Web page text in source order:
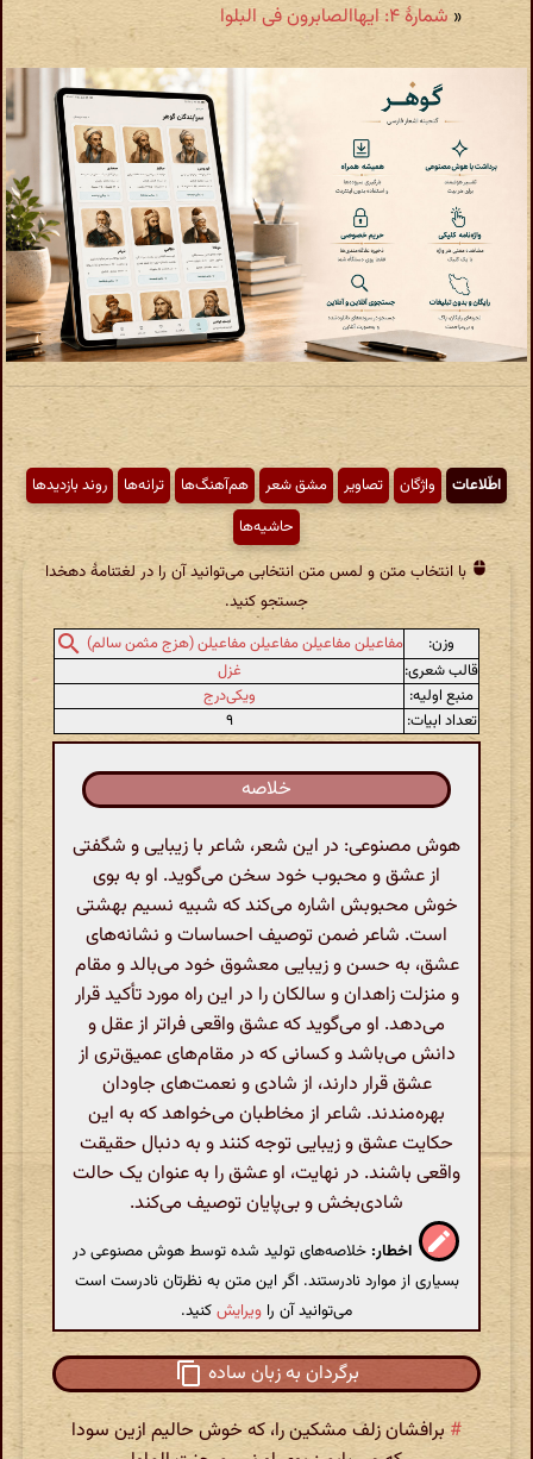
« شمارهٔ ۴: ایهاالصابرون فی البلوا
اطّلاعات واژگان تصاویر مشق شعر هم‌آهنگ‌ها ترانه‌ها
روند بازدیدها
حاشیه‌ها
با انتخاب متن و لمس متن انتخابی می‌توانید آن را در لغتنامهٔ دهخدا
جستجو کنید.
وزن:
مفاعیلن مفاعیلن مفاعیلن مفاعیلن (هزج مثمن سالم)
قالب شعری:
غزل
منبع اولیه:
ویکی‌درج
تعداد ابیات:
۹
خلاصه
هوش مصنوعی: در این شعر، شاعر با زیبایی و شگفتی
از عشق و محبوب خود سخن می‌گوید. او به بوی
خوش محبوبش اشاره می‌کند که شبیه نسیم بهشتی
است. شاعر ضمن توصیف احساسات و نشانه‌های
عشق، به حسن و زیبایی معشوق خود می‌بالد و مقام
و منزلت زاهدان و سالکان را در این راه مورد تأکید قرار
می‌دهد. او می‌گوید که عشق واقعی فراتر از عقل و
دانش می‌باشد و کسانی که در مقام‌های عمیق‌تری از
عشق قرار دارند، از شادی و نعمت‌های جاودان
بهره‌مندند. شاعر از مخاطبان می‌خواهد که به این
حکایت عشق و زیبایی توجه کنند و به دنبال حقیقت
واقعی باشند. در نهایت، او عشق را به عنوان یک حالت
شادی‌بخش و بی‌پایان توصیف می‌کند.
اخطار: خلاصه‌های تولید شده توسط هوش مصنوعی در
بسیاری از موارد نادرستند. اگر این متن به نظرتان نادرست است
می‌توانید آن را ویرایشکنید.
برگردان به زبان ساده
# برافشان زلف مشکین را، که خوش حالیم ازین سودا